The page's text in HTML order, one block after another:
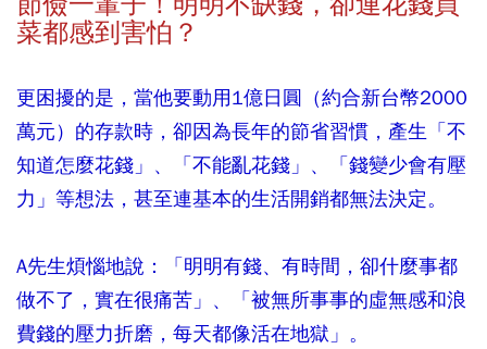
菜都感到害怕？
更困擾的是，當他要動用1億日圓（約合新台幣2000
萬元）的存款時，卻因為長年的節省習慣，產生「不
知道怎麼花錢」、「不能亂花錢」、「錢變少會有壓
力」等想法，甚至連基本的生活開銷都無法決定。
A先生煩惱地說：「明明有錢、有時間，卻什麼事都
做不了，實在很痛苦」、「被無所事事的虛無感和浪
費錢的壓力折磨，每天都像活在地獄」。